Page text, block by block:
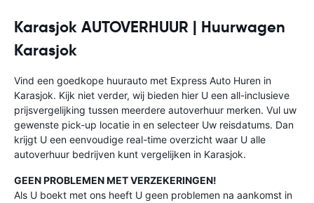
Karasjok AUTOVERHUUR | Huurwagen
Karasjok
Vind een goedkope huurauto met Express Auto Huren in
Karasjok. Kijk niet verder, wij bieden hier U een all-inclusieve
prijsvergelijking tussen meerdere autoverhuur merken. Vul uw
gewenste pick-up locatie in en selecteer Uw reisdatums. Dan
krijgt U een eenvoudige real-time overzicht waar U alle
autoverhuur bedrijven kunt vergelijken in Karasjok.
GEEN PROBLEMEN MET VERZEKERINGEN!
Als U boekt met ons heeft U geen problemen na aankomst in